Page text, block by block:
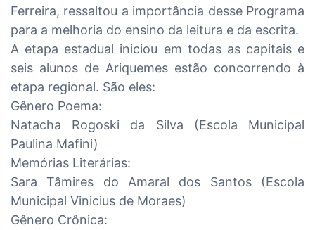
Ferreira, ressaltou a importância desse Programa
para a melhoria do ensino da leitura e da escrita.
A etapa estadual iniciou em todas as capitais e
seis alunos de Ariquemes estão concorrendo à
etapa regional. São eles:
Gênero Poema:
Natacha Rogoski da Silva (Escola Municipal
Paulina Mafini)
Memórias Literárias:
Sara Tâmires do Amaral dos Santos (Escola
Municipal Vinicius de Moraes)
Gênero Crônica: